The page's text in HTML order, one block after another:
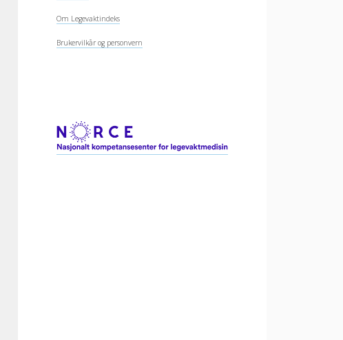
Om Legevaktindeks
Brukervilkår og personvern